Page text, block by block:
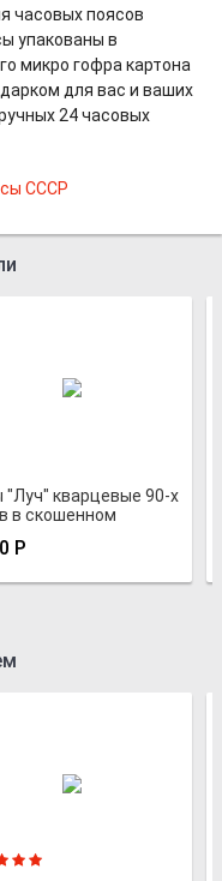
часовых поясов
упакованы в
микро гофра картона
для вас и ваших
24 часовых
СССР
"Луч" кварцевые 90-х
в скошенном
Р